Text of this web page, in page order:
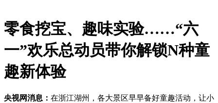
零食挖宝、趣味实验……“六
一”欢乐总动员带你解锁N种童
趣新体验
央视网消息： 在浙江湖州，各大景区早早备好童趣活动，让小